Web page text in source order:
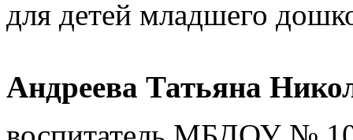
для детей младшего
Андреева Татьяна